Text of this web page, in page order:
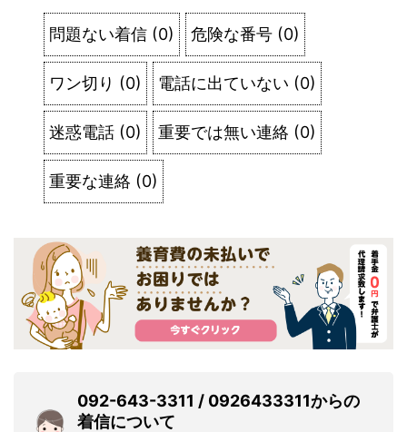
問題ない着信 (0) 危険な番号 (0)
ワン切り (0) 電話に出ていない (0)
迷惑電話 (0) 重要では無い連絡 (0)
重要な連絡 (0)
092-643-3311 / 0926433311からの
着信について